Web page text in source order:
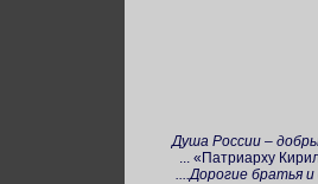
Душа России –
... «Патриарху
....Дорогие братья